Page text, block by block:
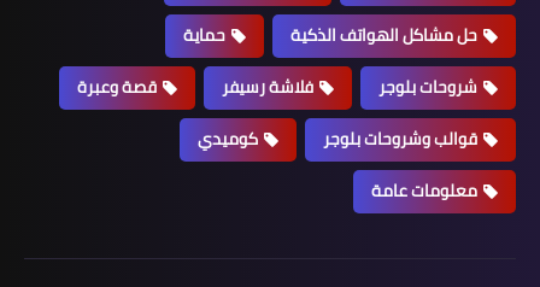
حل مشاكل الهواتف الذكية
حماية
شروحات بلوجر
فلاشة رسيفر
قصة وعبرة
قوالب وشروحات بلوجر
كوميدي
معلومات عامة